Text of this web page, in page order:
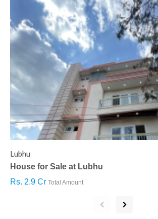
Lubhu
House for Sale at Lubhu
Rs. 2.9 Cr Total Amount
‹ ›